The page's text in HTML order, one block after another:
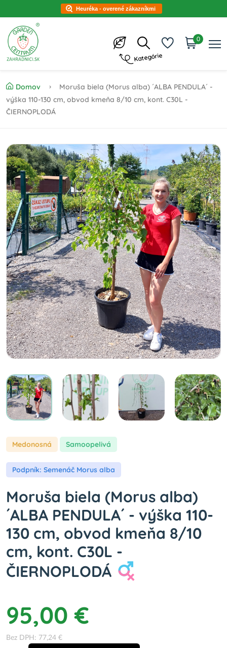
Heuréka - overené zákazníkmi
Kategórie
0
Domov
Moruša biela (Morus alba) ´ALBA PENDULA´ -
výška 110-130 cm, obvod kmeňa 8/10 cm, kont. C30L -
ČIERNOPLODÁ
Medonosná samoopelivá
Podpník: Semenáč Morus alba
Moruša biela (Morus alba)
´ALBA PENDULA´ - výška 110-
130 cm, obvod kmeňa 8/10
cm, kont. C30L -
ČIERNOPLODÁ
95,00 €
Bez DPH: 77,24 €